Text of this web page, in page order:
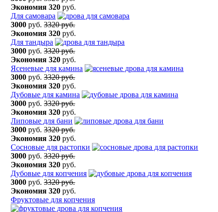
Экономия 320 руб.
Для самовара
3000 руб.3320 руб.
Экономия 320 руб.
Для тандыра
3000 руб.3320 руб.
Экономия 320 руб.
Ясеневые для камина
3000 руб.3320 руб.
Экономия 320 руб.
Дубовые для камина
3000 руб.3320 руб.
Экономия 320 руб.
Липовые для бани
3000 руб.3320 руб.
Экономия 320 руб.
Сосновые для растопки
3000 руб.3320 руб.
Экономия 320 руб.
Дубовые для копчения
3000 руб.3320 руб.
Экономия 320 руб.
Фруктовые для копчения